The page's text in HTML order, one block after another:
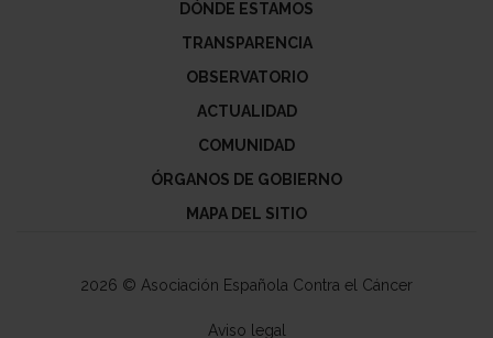
DÓNDE ESTAMOS
TRANSPARENCIA
OBSERVATORIO
ACTUALIDAD
COMUNIDAD
ÓRGANOS DE GOBIERNO
MAPA DEL SITIO
2026 © Asociación Española Contra el Cáncer
Aviso legal